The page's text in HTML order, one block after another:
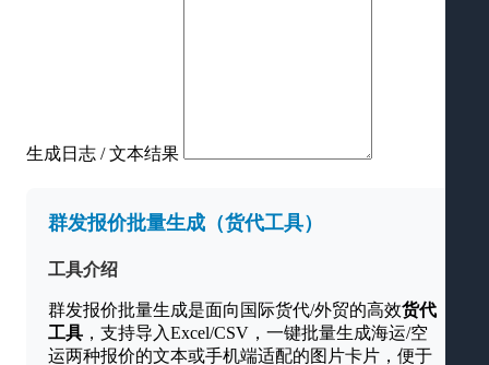
生成日志 / 文本结果
群发报价批量生成（货代工具）
工具介绍
群发报价批量生成是面向国际货代/外贸的高效货代
工具 ，支持导入Excel/CSV，一键批量生成海运/空
运两种报价的文本或手机端适配的图片卡片，便于